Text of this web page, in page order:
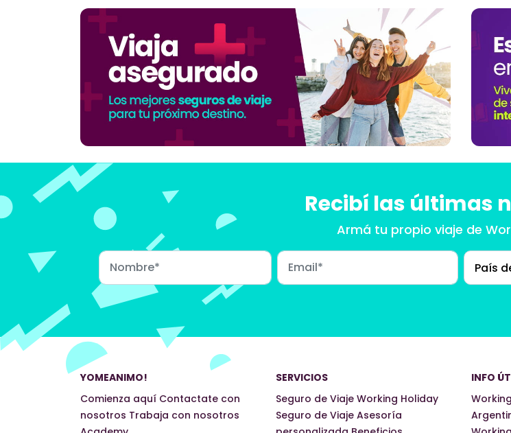
Recibí las últimas
Armá tu propio viaje de
YOMEANIMO!
Comienza aquí Contactate con
nosotros Trabaja con nosotros
SERVICIOS
Seguro de Viaje Working Holiday
Seguro de Viaje Asesoría
INFO